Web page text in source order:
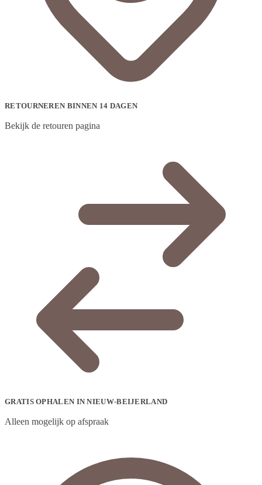
RETOURNEREN BINNEN 14 DAGEN
Bekijk de retouren pagina
GRATIS OPHALEN IN NIEUW-BEIJERLAND
Alleen mogelijk op afspraak